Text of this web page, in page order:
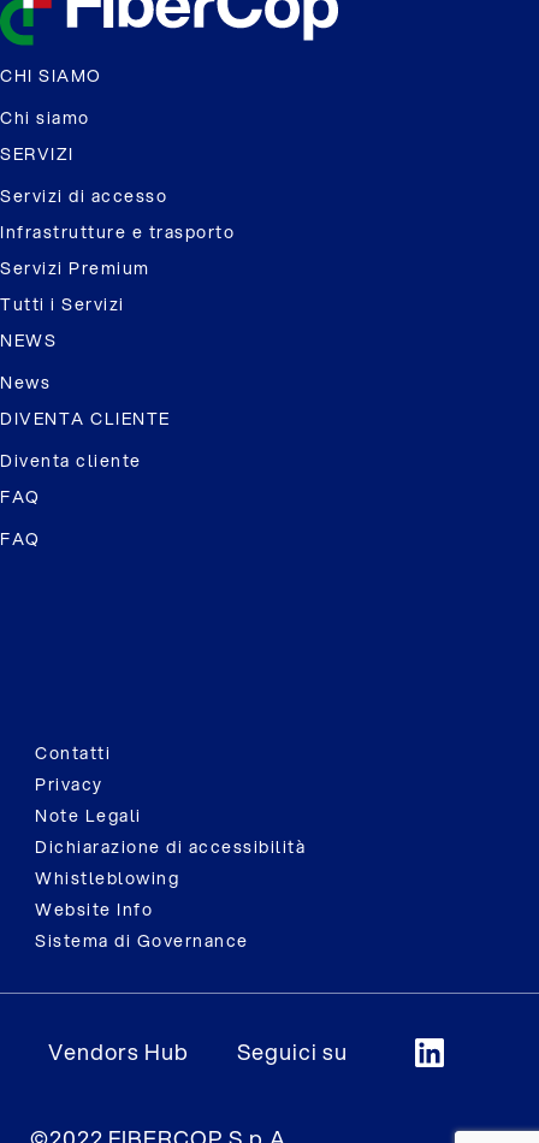
CHI SIAMO
Chi siamo
SERVIZI
Servizi di accesso
Infrastrutture e trasporto
Servizi Premium
Tutti i Servizi
NEWS
News
DIVENTA CLIENTE
Diventa cliente
FAQ
FAQ
Contatti
Privacy
Note Legali
Dichiarazione di accessibilità
Whistleblowing
Website Info
Sistema di Governance
Vendors Hub Seguici su